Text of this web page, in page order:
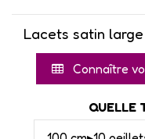
Lacets satin
Connaître
QUELLE